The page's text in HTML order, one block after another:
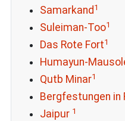
Samarkand 1
Suleiman-Too1
Das Rote Fort1
Humayun-
Qutb Minar1
Bergfestungen in
Jaipur 1